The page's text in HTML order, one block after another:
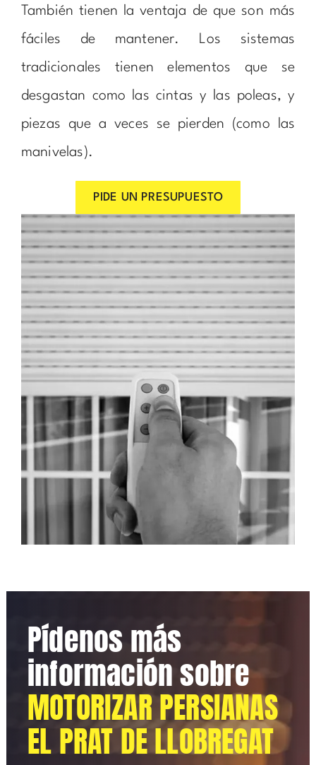
También tienen la ventaja de que son más
fáciles de mantener. Los sistemas
tradicionales tienen elementos que se
desgastan como las cintas y las poleas, y
piezas que a veces se pierden (como las
manivelas).
PIDE UN PRESUPUESTO
Pídenos más
información sobre
MOTORIZAR PERSIANAS
EL PRAT DE LLOBREGAT